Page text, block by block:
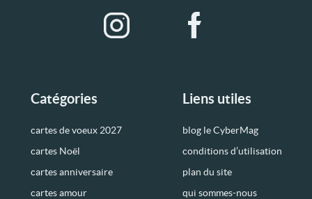
Catégories
cartes de voeux 2027
cartes Noël
cartes anniversaire
cartes amour
Liens utiles
blog le CyberMag
conditions d’utilisation
plan du site
qui sommes-nous